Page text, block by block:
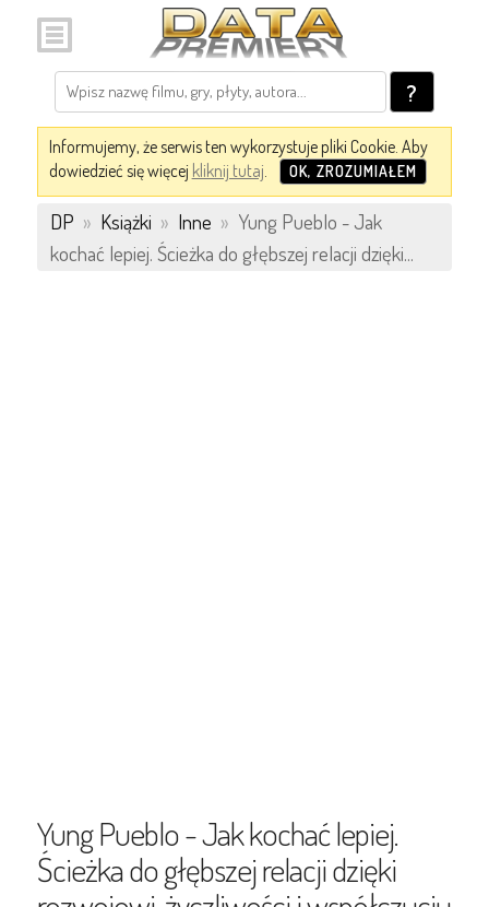
?
Informujemy, że serwis ten wykorzystuje pliki Cookie. Aby
dowiedzieć się więcej kliknij tutaj. OK, ZROZUMIAŁEM
DP » Książki » Inne » Yung Pueblo - Jak
kochać lepiej. Ścieżka do głębszej relacji dzięki...
Yung Pueblo - Jak kochać lepiej.
Ścieżka do głębszej relacji dzięki